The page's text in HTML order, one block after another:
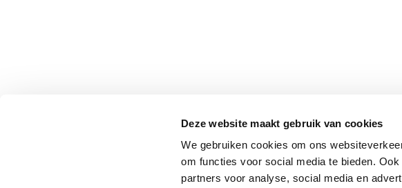
Deze website maakt gebruik van cookies
We gebruiken cookies om ons
om functies voor social media te bieden.
partners voor analyse, social media en